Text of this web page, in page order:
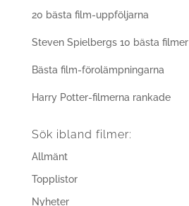
20 bästa film-uppföljarna
Steven Spielbergs 10 bästa filmer
Bästa film-förolämpningarna
Harry Potter-filmerna rankade
Sök ibland filmer:
Allmänt
Topplistor
Nyheter